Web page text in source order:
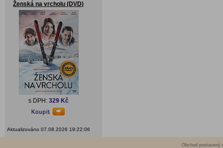
Ženská na vrcholu (DVD)
s DPH: 329 Kč
Aktualizováno 07.08.2026 19:22:06
Obchod postavený